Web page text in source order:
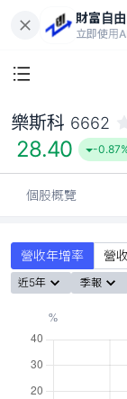
財富自由
立即使用
樂斯科 6662
28.40 -
個股概覽
營收年增率 營
近5年 季報